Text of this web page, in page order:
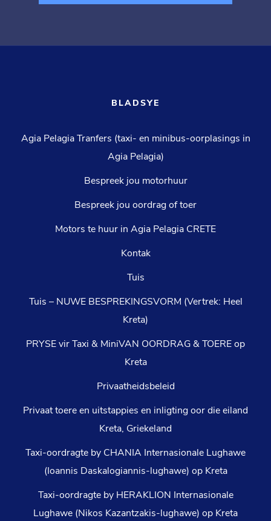
BLADSYE
Agia Pelagia Tranfers (taxi- en minibus-oorplasings in
Agia Pelagia)
Bespreek jou motorhuur
Bespreek jou oordrag of toer
Motors te huur in Agia Pelagia CRETE
Kontak
Tuis
Tuis – NUWE BESPREKINGSVORM (Vertrek: Heel
Kreta)
PRYSE vir Taxi & MiniVAN OORDRAG & TOERE op
Kreta
Privaatheidsbeleid
Privaat toere en uitstappies en inligting oor die eiland
Kreta, Griekeland
Taxi-oordragte by CHANIA Internasionale Lughawe
(Ioannis Daskalogiannis-lughawe) op Kreta
Taxi-oordragte by HERAKLION Internasionale
Lughawe (Nikos Kazantzakis-lughawe) op Kreta